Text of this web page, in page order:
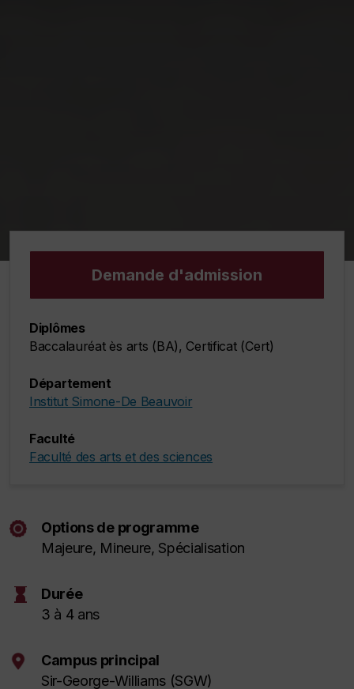
Demande d'admission
Diplômes
Baccalauréat ès arts (BA), Certificat (Cert)
Département
Institut Simone-De Beauvoir
Faculté
Faculté des arts et des sciences
Options de programme
Majeure, Mineure, Spécialisation
hourglass
Durée
3 à 4 ans
Campus principal
Sir-George-Williams (SGW)